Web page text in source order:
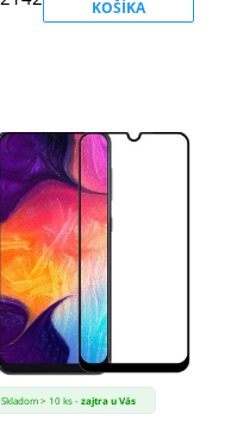
KOŠÍKA
Skladom > 10 ks -zajtra u Vás